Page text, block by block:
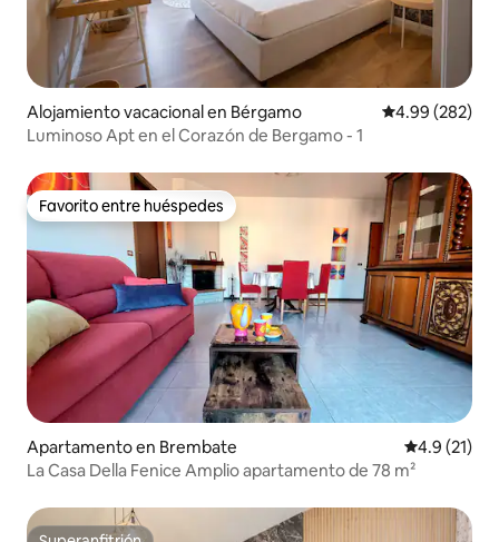
Alojamiento vacacional en Bérgamo Calificación
4.99 (282)
Luminoso Apt en el Corazón de Bergamo - 1
Favorito entre huéspedes
Favorito entre huéspedes
Apartamento en Brembate Calificación
4.9 (21)
La Casa Della Fenice Amplio apartamento de 78 m²